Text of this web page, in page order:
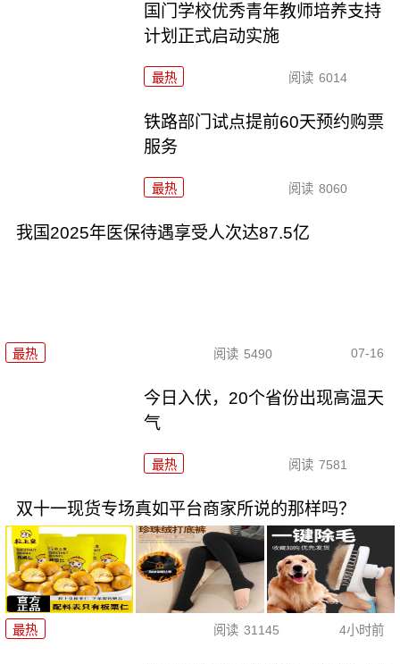
国门学校优秀青年教师培养支持
计划正式启动实施
最热 阅读 6014
铁路部门试点提前60天预约购票
服务
最热 阅读 8060
我国2025年医保待遇享受人次达87.5亿
最热 阅读 5490 07-16
今日入伏，20个省份出现高温天
气
最热 阅读 7581
双十一现货专场真如平台商家所说的那样吗？
最热 阅读 31145 4小时前